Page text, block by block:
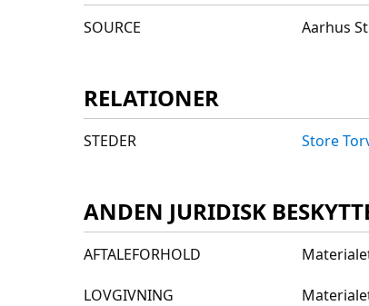
SOURCE Aarhus
RELATIONER
STEDER Store
ANDEN JURIDISK
AFTALEFORHOLD
LOVGIVNING